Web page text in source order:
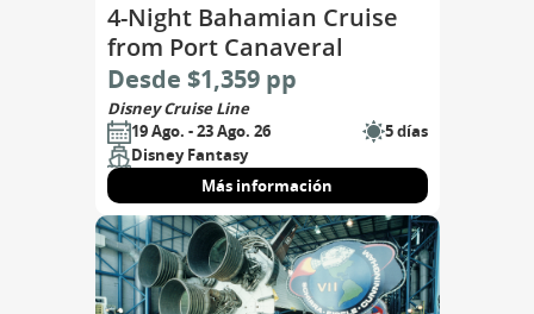
4-Night Bahamian Cruise
from Port Canaveral
Desde $1,359 pp
Disney Cruise Line
19 Ago. - 23 Ago. 26
5 días
Disney Fantasy
Más información